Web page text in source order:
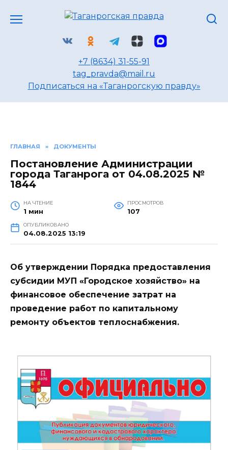
+7 (8634) 31-55-91
tag_pravda@mail.ru
Подписаться на «Таганрогскую правду»
ГЛАВНАЯ » ДОКУМЕНТЫ
Постановление Администрации
города Таганрога от 04.08.2025 №
1844
НА ЧТЕНИЕ
1 мин
ПРОСМОТРОВ
107
ОПУБЛИКОВАНО
04.08.2025 13:19
Об утверждении Порядка предоставления
субсидии МУП «Городское хозяйство» на
финансовое обеспечение затрат на
проведение работ по капитальному
ремонту объектов теплоснабжения.